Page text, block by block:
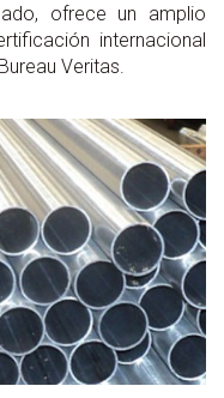
ofrece un amplio
internacional
Veritas.